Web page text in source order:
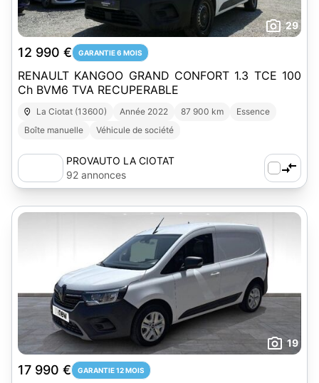
29
12 990 € GARANTIE 6 MOIS
RENAULT KANGOO GRAND CONFORT 1.3 TCE 100
Ch BVM6 TVA RECUPERABLE
La Ciotat (13600) Année 2022 87 900 km
Essence
Boîte manuelle
Véhicule de société
PROVAUTO LA CIOTAT
92 annonces
19
17 990 € GARANTIE 12 MOIS